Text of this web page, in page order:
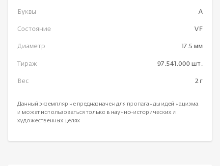
Буквы A
Состояние VF
Диаметр 17.5 мм
Тираж 97.541.000 шт.
Вес 2 г
Данный экземпляр не предназначен для пропаганды идей нацизма
и может использоваться только в научно-исторических и
художественных целях